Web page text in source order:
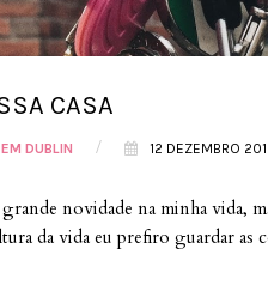
CASA
DUBLIN / 12 DEZEMBRO
novidade na minha vida,
da vida eu prefiro guardar as